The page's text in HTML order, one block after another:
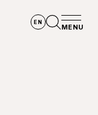
EN
MENU